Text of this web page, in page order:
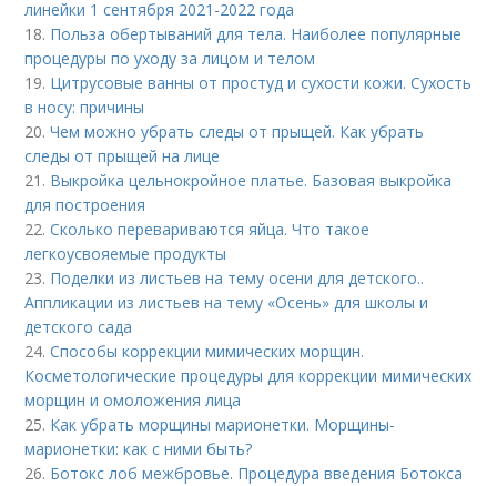
линейки 1 сентября 2021-2022 года
18. Польза обертываний для тела. Наиболее популярные
процедуры по уходу за лицом и телом
19. Цитрусовые ванны от простуд и сухости кожи. Сухость
в носу: причины
20.Чем можно убрать следы от прыщей. Как убрать
следы от прыщей на лице
21. Выкройка цельнокройное платье. Базовая выкройка
для построения
22.Сколько перевариваются яйца. Что такое
легкоусвояемые продукты
23. Поделки из листьев на тему осени для детского..
Аппликации из листьев на тему «Осень» для школы и
детского сада
24.Способы коррекции мимических морщин.
Косметологические процедуры для коррекции мимических
морщин и омоложения лица
25. Как убрать морщины марионетки. Морщины-
марионетки: как с ними быть?
26. Ботокс лоб межбровье. Процедура введения Ботокса